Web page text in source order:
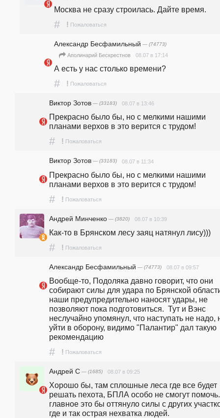
Москва не сразу строилась. Дайте время.
# ! Пожаловаться
Александр Бесфамильный — (74773)
Аполинарий Бескрестнов 08.07 в 17:14
А есть у нас столько времени?
# ! Пожаловаться
Виктор Зотов — (33183) 08.07 в 13:46
Прекрасно было бы, но с мелкими нашими
планами верхов в это верится с трудом!
# ! Пожаловаться
Виктор Зотов — (33183) 08.07 в 11:34
Прекрасно было бы, но с мелкими нашими
планами верхов в это верится с трудом!
# ! Пожаловаться
Андрей Минченко — (3820) 08.07 в 10:39
Как-то в Брянском лесу заяц натянул лису)))
# ! Пожаловаться
Александр Бесфамильный — (74773) 08.07 в 09:57
Вообще-то, Подоляка давно говорит, что они
собирают силы для удара по Брянской
наши предупредительно наносят удары, не
позволяют пока подготовиться.  Тут и Вэнс
неслучайно упомянул, что наступать не надо,
уйти в оборону, видимо "Палантир" дал такую
рекомендацию
# ! Пожаловаться
Андрей C — (1685) 08.07 в 09:25
Хорошо бы, там сплошные леса где все будет
решать пехота, БПЛА особо не смогут
главное это бы оттянуло силы с других
где и так острая нехватка людей.